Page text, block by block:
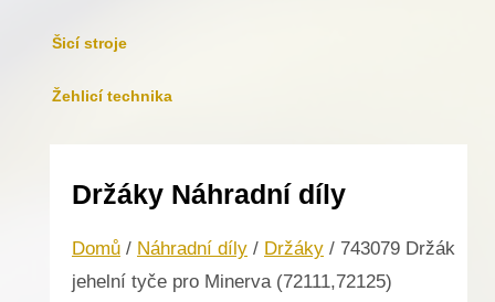
Šicí stroje
Žehlicí technika
Držáky Náhradní díly
Domů / Náhradní díly / Držáky / 743079 Držák
jehelní tyče pro Minerva (72111,72125)